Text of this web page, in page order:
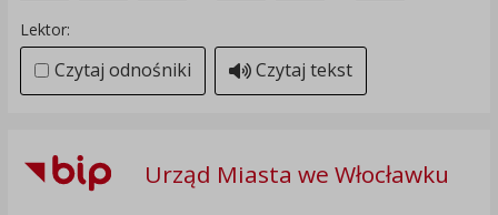
Lektor:
Czytaj odnośniki Czytaj tekst
Urząd Miasta we Włocławku